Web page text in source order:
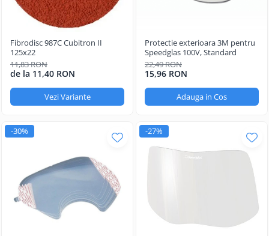
Fibrodisc 987C Cubitron II
125x22
11,83 RON
de la 11,40 RON
Vezi Variante
Protectie exterioara 3M pentru
Speedglas 100V, Standard
22,49 RON
15,96 RON
Adauga in Cos
-30% -27%